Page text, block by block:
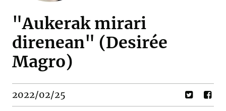
"Aukerak mirari
direnean" (Desirée
Magro)
2022/02/25